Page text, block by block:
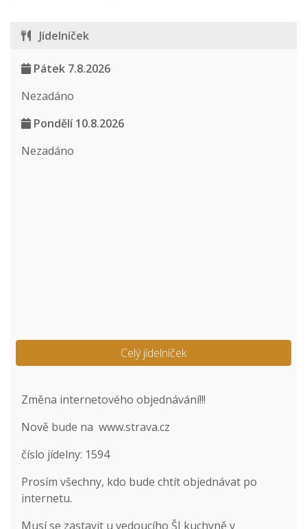
Jídelníček
Pátek 7.8.2026
Nezadáno
Pondělí 10.8.2026
Nezadáno
Celý jídelníček
Změna internetového objednávání!!!
Nově bude na www.strava.cz
číslo jídelny: 1594
Prosím všechny, kdo bude chtít objednávat po
internetu.
Musí se zastavit u vedoucího ŠJ kuchyně v